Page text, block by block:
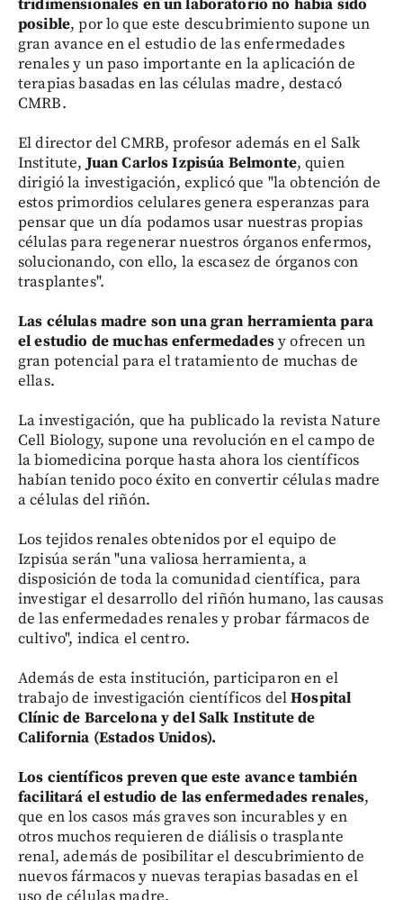
tridimensionales en un laboratorio no había sido
posible, por lo que este descubrimiento supone un
gran avance en el estudio de las enfermedades
renales y un paso importante en la aplicación de
terapias basadas en las células madre, destacó
CMRB.
El director del CMRB, profesor además en el Salk
Institute,Juan Carlos Izpisúa Belmonte, quien
dirigió la investigación, explicó que "la obtención de
estos primordios celulares genera esperanzas para
pensar que un día podamos usar nuestras propias
células para regenerar nuestros órganos enfermos,
solucionando, con ello, la escasez de órganos con
trasplantes".
Las células madre son una gran herramienta para
el estudio de muchas enfermedadesy ofrecen un
gran potencial para el tratamiento de muchas de
ellas.
La investigación, que ha publicado la revista Nature
Cell Biology, supone una revolución en el campo de
la biomedicina porque hasta ahora los científicos
habían tenido poco éxito en convertir células madre
a células del riñón.
Los tejidos renales obtenidos por el equipo de
Izpisúa serán "una valiosa herramienta, a
disposición de toda la comunidad científica, para
investigar el desarrollo del riñón humano, las causas
de las enfermedades renales y probar fármacos de
cultivo", indica el centro.
Además de esta institución, participaron en el
trabajo de investigación científicos delHospital
Clínic de Barcelona y del Salk Institute de
California (Estados Unidos).
Los científicos preven que este avance también
facilitará el estudio de las enfermedades renales,
que en los casos más graves son incurables y en
otros muchos requieren de diálisis o trasplante
renal, además de posibilitar el descubrimiento de
nuevos fármacos y nuevas terapias basadas en el
uso de células madre.